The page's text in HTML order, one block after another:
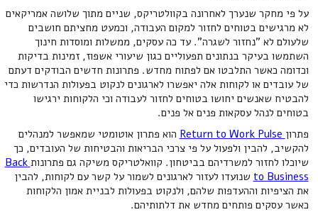
על פי מחקר שנערך לאחרונה בקוולטריקס, שניים מתוך שלושה אמריקאים
לא מרגישים בטוחים לחזור למקום העבודה, וכמעט מחציתם חושבים
שלעולם לא "נחזור לשגרה". עד כה עסקים, ממשלות ומוסדות חינוך
השתמשו בעיקר בנתונים תפעוליים כגון שיעורי אשפוז, זמינות בדיקות
וכדומה כאשר התלבטו אם לפתוח מחדש. פתרונות חדשים הבודקים דעתם
של עובדים או לקוחות אלה יאפשרו לארגונים לנקוט בפעולות הנדרשות כדי
להבטיח שאנשים יחושו בטוחים לחזור לעבודה וכי הלקוחות ירגישו
בטוחים לנהל עסקאות פנים אל פנים.
פתרון
הוא פתרון אוטומטי שמאפשר למנהלים
להקשיב, להבין ולפעול על פי צרכי הבריאות והבטיחות של העובדים, כך
שיוכלו לחזור למשרדיהם בביטחון. קוואלטריקס משיקה גם פתרונות Back
to Business שנועדו לעזור לארגונים לשמור על קשר עם לקוחות, להבין
את הציפיות וההעדפות שלהם, ולנקוט בפעולות לבניית אמון הלקוחות
כאשר עסקים פותחים מחדש את דלתותיהם.